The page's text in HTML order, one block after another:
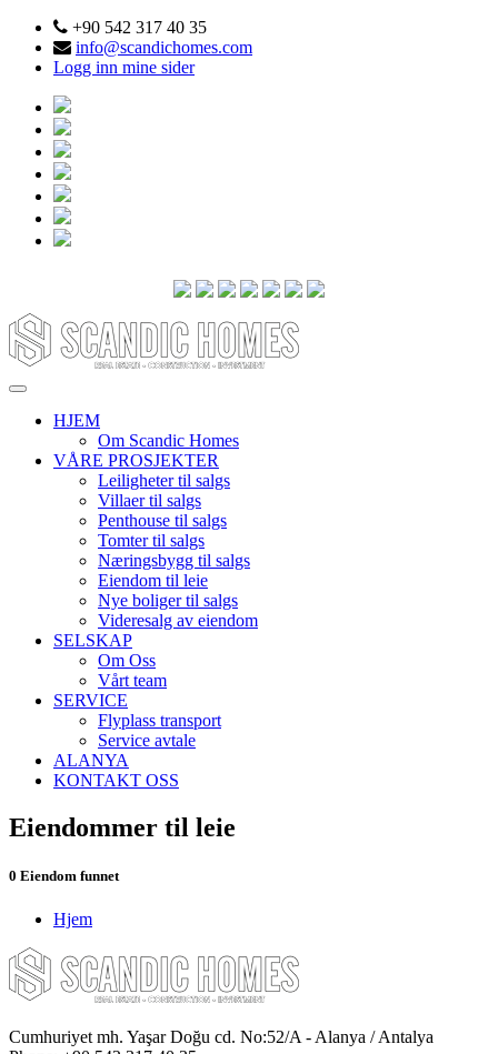
+90 542 317 40 35
info@scandichomes.com
Logg inn mine sider
HJEM
Om Scandic Homes
VÅRE PROSJEKTER
Leiligheter til salgs
Villaer til salgs
Penthouse til salgs
Tomter til salgs
Næringsbygg til salgs
Eiendom til leie
Nye boliger til salgs
Videresalg av eiendom
SELSKAP
Om Oss
Vårt team
SERVICE
Flyplass transport
Service avtale
ALANYA
KONTAKT OSS
Eiendommer til leie
0 Eiendom funnet
Hjem
Cumhuriyet mh. Yaşar Doğu cd. No:52/A - Alanya / Antalya